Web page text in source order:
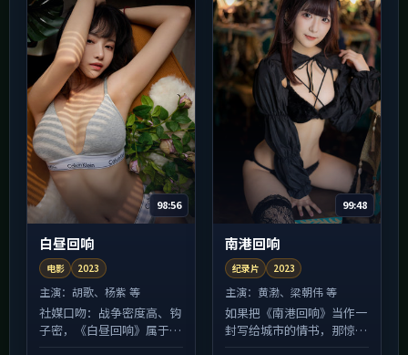
98:56
白昼回响
电影 2023
主演：胡歌、杨紫 等
社媒口吻：战争密度高、钩
子密，《白昼回响》属于
99:48
南港回响
纪录片 2023
主演：黄渤、梁朝伟 等
如果把《南港回响》当作一
封写给城市的情书，那惊悚